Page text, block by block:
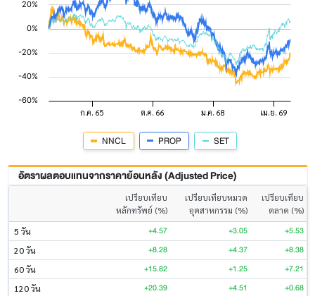
NNCL PROP SET
อัตราผลตอบแทนจากราคาย้อนหลัง (Adjusted Price)
เปรียบเทียบ
หลักทรัพย์ (%)
เปรียบเทียบหมวด
อุตสาหกรรม (%)
เปรียบเทียบ
ตลาด (%)
5 วัน
+4.57 +3.05 +5.53
20 วัน +8.28 +4.37 +8.38
60 วัน +15.82 +1.25 +7.21
120 วัน +20.39 +4.51 +0.68